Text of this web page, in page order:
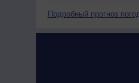
Подробный прогноз